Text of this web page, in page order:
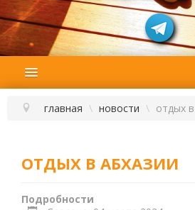
главная \ новости \ отдых
ОТДЫХ В АБХАЗИИ
Подробности